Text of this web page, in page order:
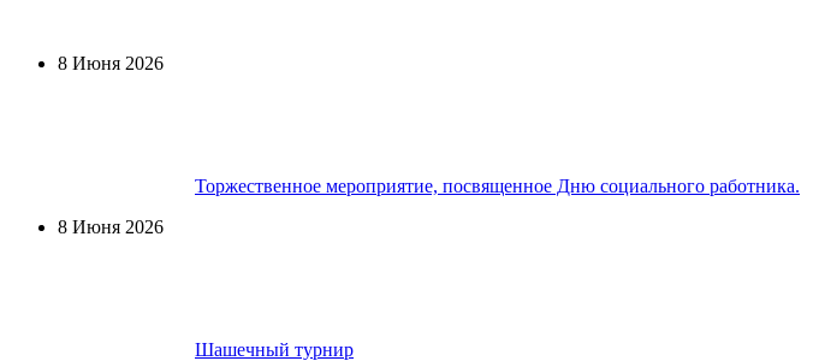
8 Июня 2026
Торжественное мероприятие, посвященное Дню социального работника.
8 Июня 2026
Шашечный турнир